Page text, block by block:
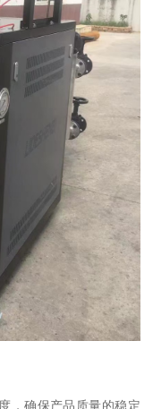
，确保产品质量的稳定